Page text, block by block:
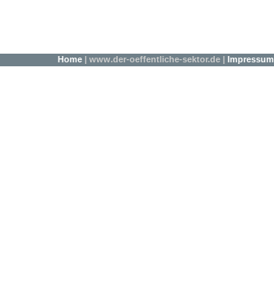
Home| www.der-oeffentliche-sektor.de | Impressum